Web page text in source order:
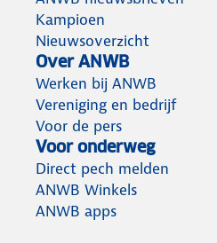
Kampioen
Nieuwsoverzicht
Over ANWB
Werken bij ANWB
Vereniging en bedrijf
Voor de pers
Voor onderweg
Direct pech melden
ANWB Winkels
ANWB apps